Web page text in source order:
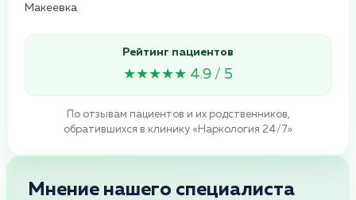
Макеевка
Рейтинг пациентов
★★★★★ 4.9 / 5
По отзывам пациентов и их родственников,
обратившихся в клинику «Наркология 24/7»
Мнение нашего специалиста